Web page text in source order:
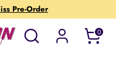
Pre-Order
Suchen 0